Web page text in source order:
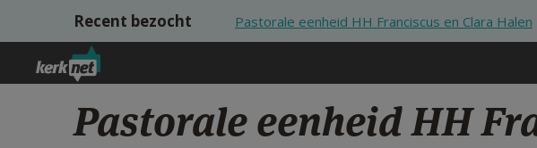
Overslaan en naar de inhoud gaan
Recent bezocht Pastorale eenheid HH Franciscus en Clara Halen
Pastorale eenheid HH